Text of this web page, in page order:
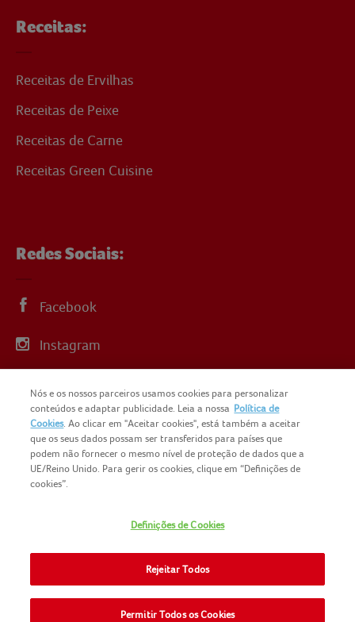
Receitas:
Receitas de Ervilhas
Receitas de Peixe
Receitas de Carne
Receitas Green Cuisine
Redes Sociais:
Facebook
Instagram
YouTube
COPYRIGHT IGLO PORTUGAL 2025
NOMAD FOODS
SITEMAP
POLÍTICA DE PRIVACIDADE
POLITICA-DE-COOKIES
TERMOS E CONDIÇÕES
Nós e os nossos parceiros usamos cookies para personalizar
conteúdos e adaptar publicidade. Leia a nossa Política de
Cookies. Ao clicar em "Aceitar cookies", está também a aceitar
que os seus dados possam ser transferidos para países que
podem não fornecer o mesmo nível de proteção de dados que a
UE/Reino Unido. Para gerir os cookies, clique em “Definições de
cookies”.
Definições de Cookies
Rejeitar Todos
Permitir Todos os Cookies